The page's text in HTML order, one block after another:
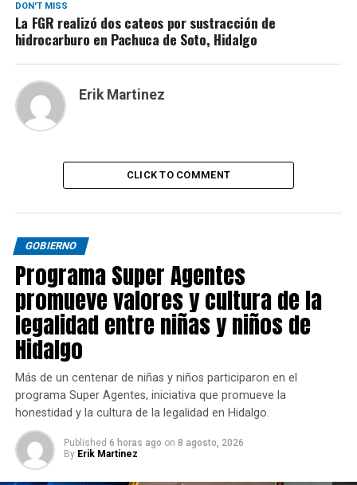
DON'T MISS
La FGR realizó dos cateos por sustracción de
hidrocarburo en Pachuca de Soto, Hidalgo
Erik Martinez
CLICK TO COMMENT
GOBIERNO
Programa Super Agentes
promueve valores y cultura de la
legalidad entre niñas y niños de
Hidalgo
Más de un centenar de niñas y niños participaron en el
programa Super Agentes, iniciativa que promueve la
honestidad y la cultura de la legalidad en Hidalgo.
Published 6 horas ago on 8 agosto, 2026
By Erik Martinez